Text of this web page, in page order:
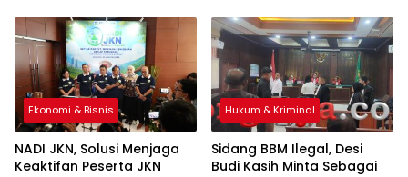
Ekonomi & Bisnis
NADI JKN, Solusi Menjaga
Keaktifan Peserta JKN
Hukum & Kriminal
Sidang BBM Ilegal, Desi
Budi Kasih Minta Sebagai